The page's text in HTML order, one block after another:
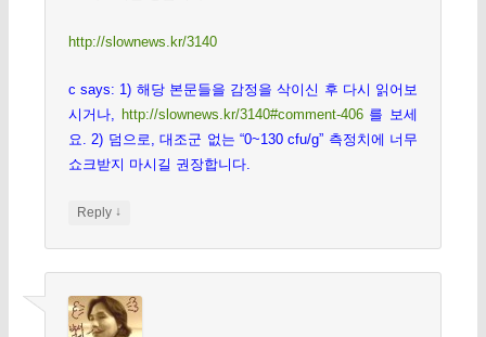
http://slownews.kr/3140
c says: 1) 해당 본문들을 감정을 삭이신 후 다시 읽어보
시거나, http://slownews.kr/3140#comment-406를 보세
요. 2) 덤으로, 대조군 없는 “0~130 cfu/g” 측정치에 너무
쇼크받지 마시길 권장합니다.
Reply ↓